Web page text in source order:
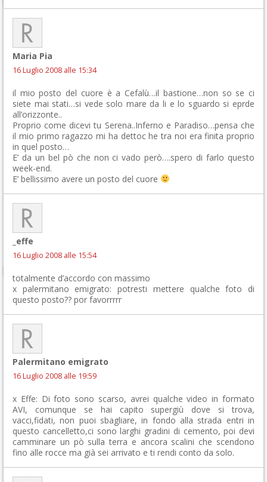
Maria Pia
16 Luglio 2008 alle 15:34
il mio posto del cuore è a Cefalù…il bastione…non so se ci
siete mai stati…si vede solo mare da li e lo sguardo si eprde
all’orizzonte..
Proprio come dicevi tu Serena..Inferno e Paradiso…pensa che
il mio primo ragazzo mi ha dettoc he tra noi era finita proprio
in quel posto…
E’ da un bel pò che non ci vado però….spero di farlo questo
week-end.
E’ bellissimo avere un posto del cuore
_effe
16 Luglio 2008 alle 15:54
totalmente d’accordo con massimo
x palermitano emigrato: potresti mettere qualche foto di
questo posto?? por favorrrrr
Palermitano emigrato
16 Luglio 2008 alle 19:59
x Effe: Di foto sono scarso, avrei qualche video in formato
AVI, comunque se hai capito supergiù dove si trova,
vacci,fidati, non puoi sbagliare, in fondo alla strada entri in
questo cancelletto,ci sono larghi gradini di cemento, poi devi
camminare un pò sulla terra e ancora scalini che scendono
fino alle rocce ma già sei arrivato e ti rendi conto da solo.